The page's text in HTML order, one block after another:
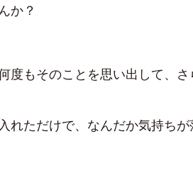
か？
度もそのことを思い出して、さ
れただけで、なんだか気持ちが